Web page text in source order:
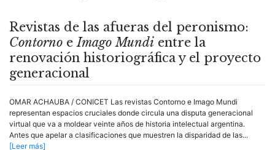
Revistas de las afueras del peronismo:
Contorno eImago Mundi entre la
renovación historiográfica y el proyecto
generacional
OMAR ACHAUBA / CONICET Las revistas Contorno e Imago Mundi
representan espacios cruciales donde circula una disputa generacional
virtual que va a moldear veinte años de historia intelectual argentina.
Antes que apelar a clasificaciones que muestren la disparidad de las...
[Leer más]